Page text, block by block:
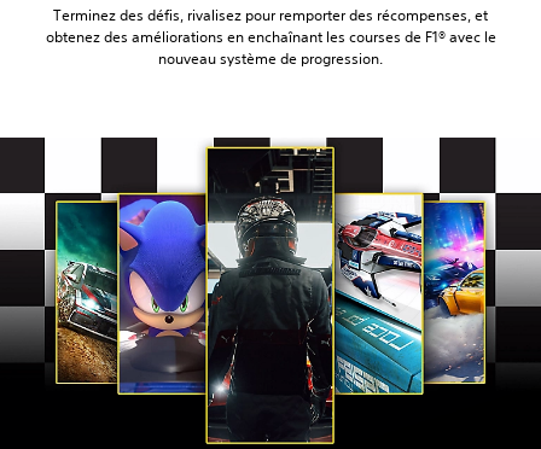
Terminez des défis, rivalisez pour remporter des récompenses, et
obtenez des améliorations en enchaînant les courses de F1® avec le
nouveau système de progression.